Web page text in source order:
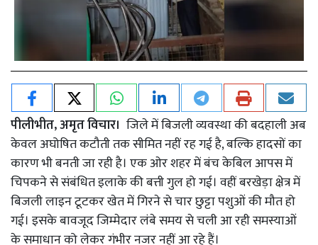
पीलीभीत, अमृत विचार। जिले में बिजली व्यवस्था की बदहाली अब
केवल अघोषित कटौती तक सीमित नहीं रह गई है, बल्कि हादसों का
कारण भी बनती जा रही है। एक ओर शहर में बंच केबिल आपस में
चिपकने से संबंधित इलाके की बत्ती गुल हो गई। वहीं बरखेड़ा क्षेत्र में
बिजली लाइन टूटकर खेत में गिरने से चार छुट्टा पशुओं की मौत हो
गई। इसके बावजूद जिम्मेदार लंबे समय से चली आ रही समस्याओं
के समाधान को लेकर गंभीर नजर नहीं आ रहे हैं।